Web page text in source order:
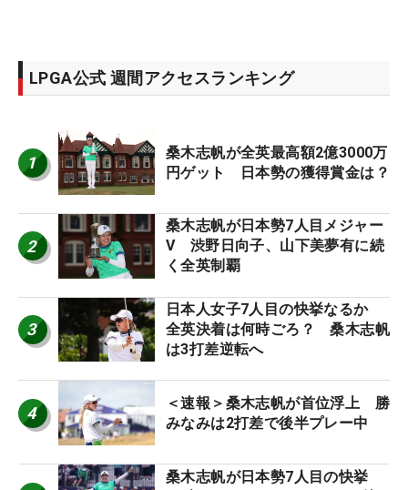
LPGA公式 週間アクセスランキング
1
桑木志帆が全英最高額2億3000万
円ゲット 日本勢の獲得賞金は？
2
桑木志帆が日本勢7人目メジャー
V 渋野日向子、山下美夢有に続
く全英制覇
3
日本人女子7人目の快挙なるか
全英決着は何時ごろ？ 桑木志帆
は3打差逆転へ
4
＜速報＞桑木志帆が首位浮上 勝
みなみは2打差で後半プレー中
桑木志帆が日本勢7人目の快挙